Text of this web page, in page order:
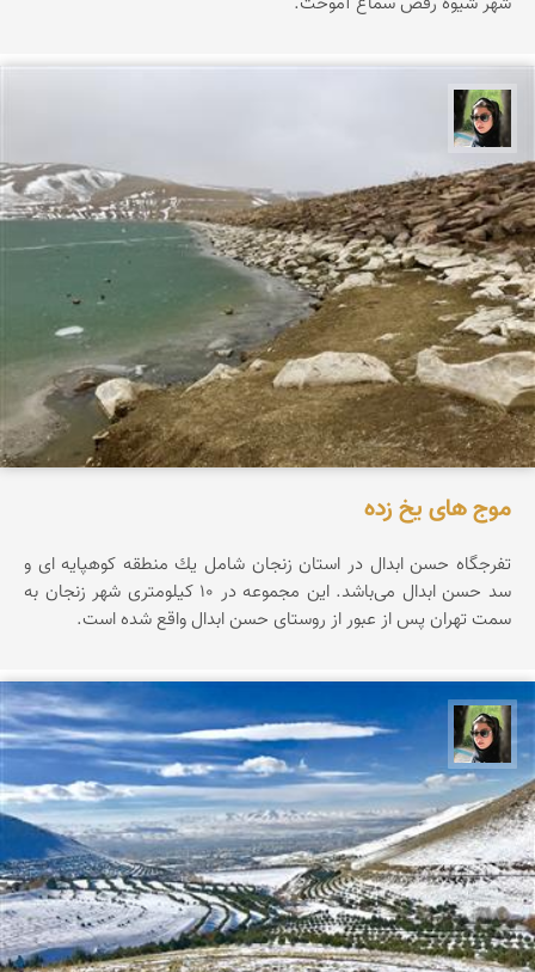
موج های یخ زده
تفرجگاه حسن ابدال در استان زنجان شامل یك منطقه كوهپایه ای و
سد حسن ابدال می‌باشد. این مجموعه در ۱۰ کیلومتری شهر زنجان به
سمت تهران پس از عبور از روستای حسن ابدال واقع شده است.
سپیده اصلان